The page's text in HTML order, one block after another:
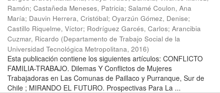
Ramón; Castañeda Meneses, Patricia; Salamé Coulon, Ana
María; Dauvin Herrera, Cristóbal; Oyarzún Gómez, Denise;
Castillo Riquelme, Víctor; Rodríguez Garcés, Carlos; Arancibia
Cuzmar, Ricardo (Departamento de Trabajo Social de la
Universidad Tecnológica Metropolitana, 2016)
Esta publicación contiene los siguientes artículos: CONFLICTO
FAMILIA-TRABAJO. Dilemas Y Conflictos de Mujeres
Trabajadoras en Las Comunas de Paillaco y Purranque, Sur de
Chile ; MIRANDO EL FUTURO. Prospectivas Para La ...